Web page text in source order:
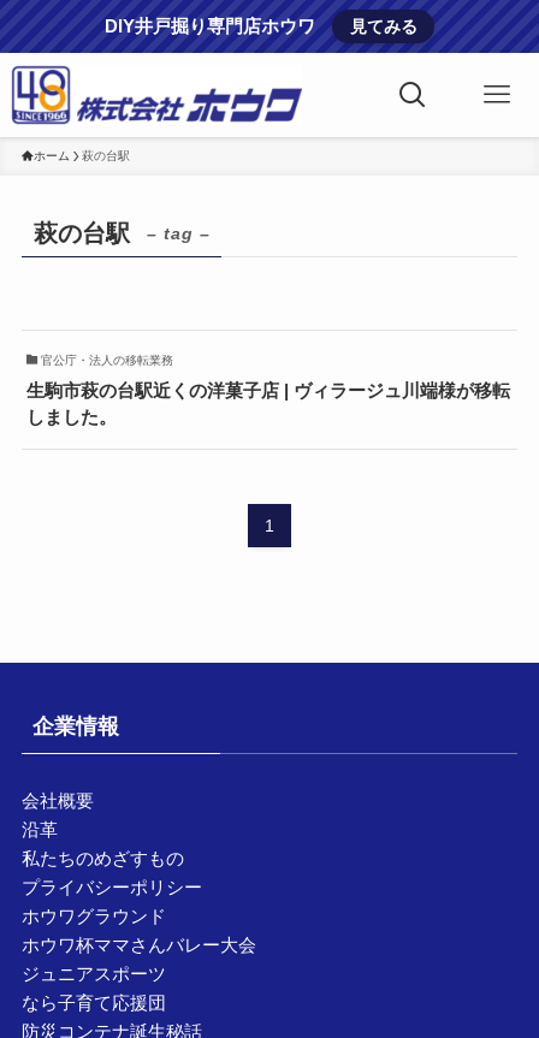
DIY井戸掘り専門店ホウワ 見てみる
ホーム 萩の台駅
萩の台駅 – tag –
官公庁・法人の移転業務
生駒市萩の台駅近くの洋菓子店 | ヴィラージュ川端様が移転
しました。
1
企業情報
会社概要
沿革
私たちのめざすもの
プライバシーポリシー
ホウワグラウンド
ホウワ杯ママさんバレー大会
ジュニアスポーツ
なら子育て応援団
防災コンテナ誕生秘話